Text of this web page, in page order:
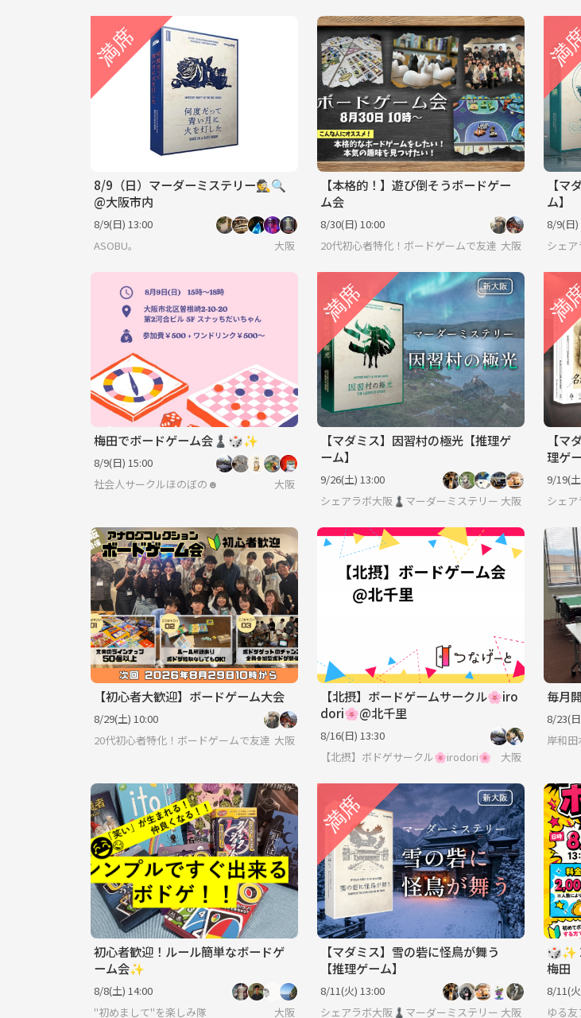
8/9（日）マーダーミステリー🕵️🔍
@大阪市内
8/9(日) 13:00
ASOBU。
大阪
【本格的！】遊び倒そうボードゲー
ム会
8/30(日) 10:00
20代初心者特化！ボードゲームで友達を作ろうサークル
大阪
【マ
ム】
8/9(日)
シェ
梅田でボードゲーム会♟️🎲✨
8/9(日) 15:00
社会人サークルほのぼの☻
大阪
【マダミス】因習村の極光【推理ゲ
ーム】
9/26(土) 13:00
シェアラボ大阪♟️マーダーミステリー/ボードゲーム/友
大阪
【マ
理ゲ
9/19(
シェ
【初心者大歓迎】ボードゲーム大会
8/29(土) 10:00
20代初心者特化！ボードゲームで友達を作ろうサークル
大阪
【北摂】ボードゲームサークル🌸iro
dori🌸@北千里
8/16(日) 13:30
【北摂】ボドゲサークル🌸irodori🌸
大阪
毎月
8/23(
岸和
初心者歓迎！ルール簡単なボードゲ
ーム会✨
8/8(土) 14:00
"初めまして"を楽しみ隊
大阪
【マダミス】雪の砦に怪鳥が舞う
【推理ゲーム】
8/11(火) 13:00
シェアラボ大阪♟️マーダーミステリー/ボードゲーム/友
大阪
🎲✨
梅田
8/11(
ゆる